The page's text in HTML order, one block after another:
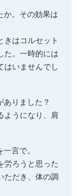
た。一時的には
いませんでし
ありました？
うになり、肩
一言で。
ろうと思った